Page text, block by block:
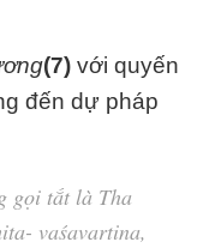
(7)với quyến
đến dự pháp
gọi tắt là Tha
vaśavartina,